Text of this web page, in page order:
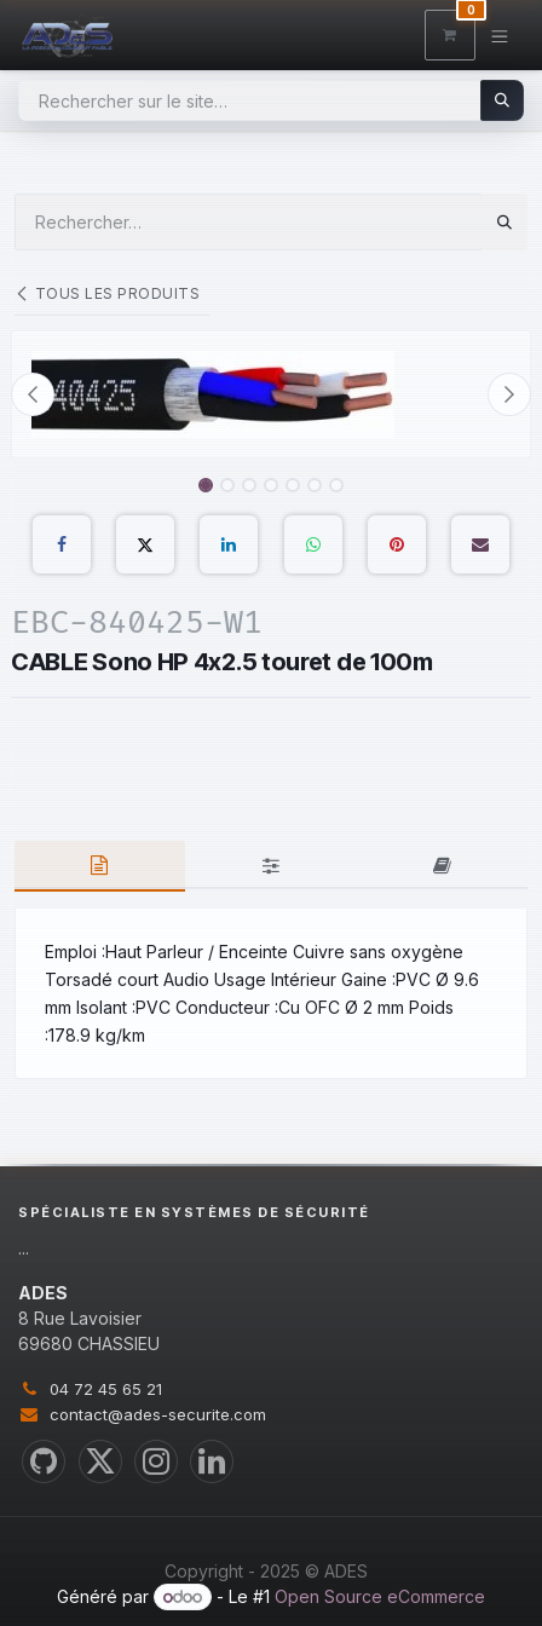
0
TOUS LES PRODUITS
EBC-840425-W1
CABLE Sono HP 4x2.5 touret de 100m
Emploi :Haut Parleur / Enceinte Cuivre sans oxygène
Torsadé court Audio Usage Intérieur Gaine :PVC Ø 9.6
mm Isolant :PVC Conducteur :Cu OFC Ø 2 mm Poids
:178.9 kg/km
SPÉCIALISTE EN SYSTÈMES DE SÉCURITÉ
...
ADES
8 Rue Lavoisier
69680 CHASSIEU
04 72 45 65 21
contact@ades-securite.com
Copyright - 2025 © ADES
Généré par
- Le #1Open Source eCommerce